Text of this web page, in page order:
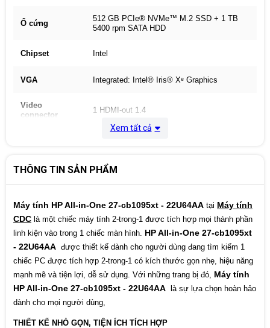
Ổ cứng
512 GB PCIe® NVMe™ M.2 SSD + 1 TB
5400 rpm SATA HDD
Chipset Intel
VGA Integrated: Intel® Iris® Xᵉ Graphics
Video
connector
1 HDMI-out 1.4
microphones
Integrated 10/100/1000 GbE LAN
Cổng giao tiếp
Side : 1 USB Type-A 5Gbps signaling rate
(Battery Charging 1.2); 1
headphone/microphone combo
Rear : 1 USB Type-A 5Gbps signaling rate; 2
USB 2.0 Type-A; 1 RJ-45
Xem tất cả
THÔNG TIN SẢN PHẨM
Máy tính HP All-in-One 27-cb1095xt - 22U64AA tại Máy tính
CDC là một chiếc máy tính 2-trong-1 được tích hợp mọi thành phần
linh kiện vào trong 1 chiếc màn hình. HP All-in-One 27-cb1095xt
- 22U64AA được thiết kế dành cho người dùng đang tìm kiếm 1
chiếc PC được tích hợp 2-trong-1 có kích thước gọn nhẹ, hiệu năng
mạnh mẽ và tiện lợi, dễ sử dụng. Với những trang bị đó, Máy tính
HP All-in-One 27-cb1095xt - 22U64AA
là sự lựa chọn hoàn hảo
dành cho mọi người dùng,
THIẾT KẾ NHỎ GỌN, TIỆN ÍCH TÍCH HỢP